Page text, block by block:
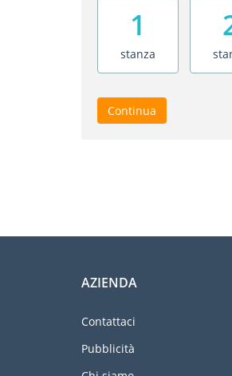
1
stanza
Continua
AZIENDA
Contattaci
Pubblicità